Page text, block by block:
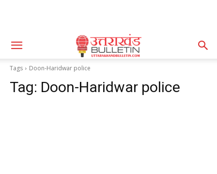
Tags Doon-Haridwar police
Tag: Doon-Haridwar police